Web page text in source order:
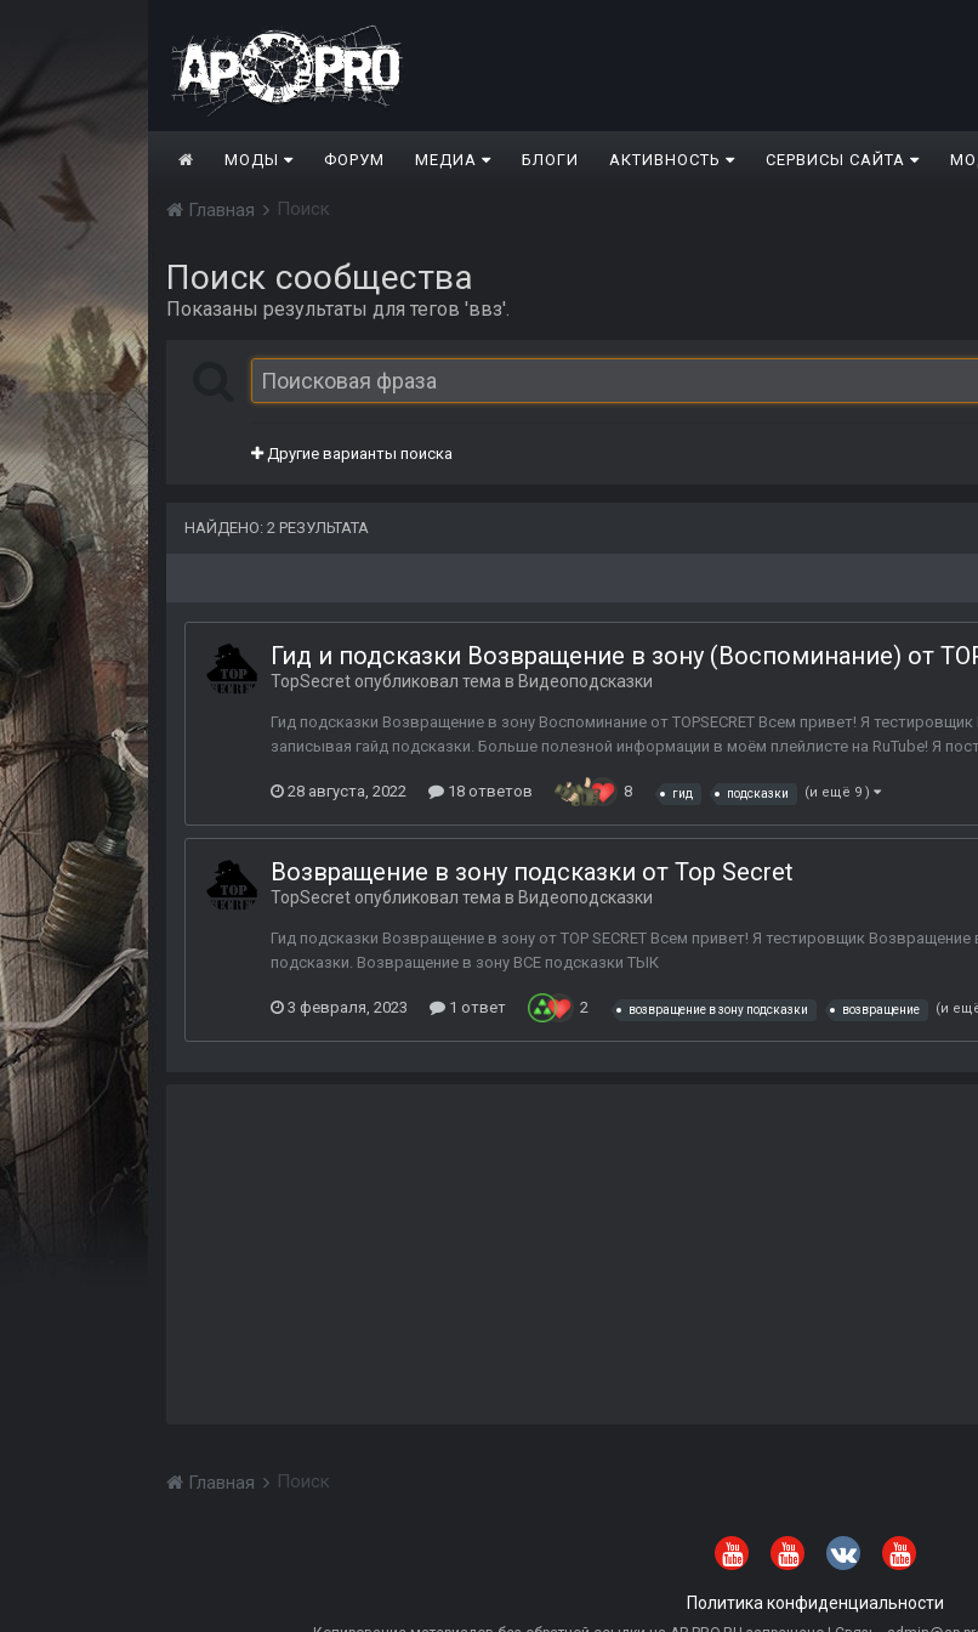
МОДЫ ФОРУМ МЕДИА БЛОГИ АКТИВНОСТЬ СЕРВИСЫ САЙТА
Главная Поиск
Поиск сообщества
Показаны результаты для тегов 'ввз'.
Другие варианты поиска
НАЙДЕНО: 2 РЕЗУЛЬТАТА
Гид и подсказки Возвращение в зону (Воспоминание) от
TopSecret опубликовал тема в Видеоподсказки
Гид подсказки Возвращение в зону Воспоминание от TOPSECRET Всем привет! Я
записывая гайд подсказки. Больше полезной информации в моём плейлисте на RuTube! Я
28 августа, 2022 18 ответов 8 гид подсказки (и ещё 9 )
Возвращение в зону подсказки от Top Secret
TopSecret опубликовал тема в Видеоподсказки
Гид подсказки Возвращение в зону от TOP SECRET Всем привет! Я тестировщик
подсказки. Возвращение в зону ВСЕ подсказки ТЫК
3 февраля, 2023 1 ответ 2 возвращение в зону подсказки возвращение (и
Главная Поиск
Политика конфиденциальности